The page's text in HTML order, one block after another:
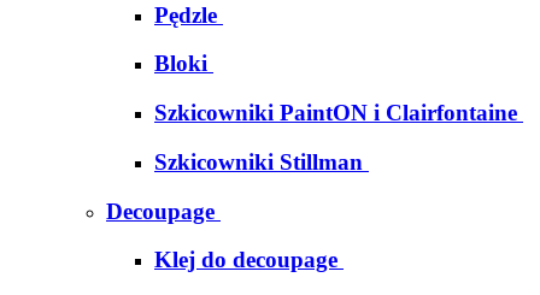
Pędzle
Bloki
Szkicowniki PaintON i Clairfontaine
Szkicowniki Stillman
Decoupage
Klej do decoupage